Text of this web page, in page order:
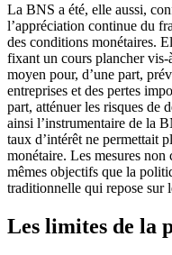
La BNS a été, elle aussi,
l’appréciation continue du
des conditions monétaires.
fixant un cours plancher vis-
moyen pour, d’une part,
entreprises et des pertes
part, atténuer les risques de
ainsi l’instrumentaire de la
taux d’intérêt ne permettait
monétaire. Les mesures
mêmes objectifs que la
traditionnelle qui repose sur
Les limites de la